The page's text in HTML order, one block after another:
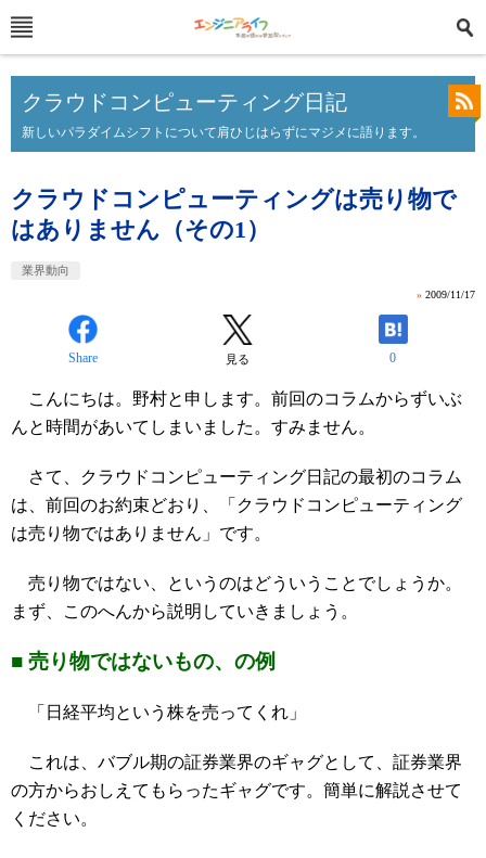
クラウドコンピューティング日記
新しいパラダイムシフトについて肩ひじはらずにマジメに語ります。
クラウドコンピューティングは売り物で
はありません（その1）
業界動向
» 2009/11/17
Share 見る 0
こんにちは。野村と申します。前回のコラムからずいぶ
んと時間があいてしまいました。すみません。
さて、クラウドコンピューティング日記の最初のコラム
は、前回のお約束どおり、「クラウドコンピューティング
は売り物ではありません」です。
売り物ではない、というのはどういうことでしょうか。
まず、このへんから説明していきましょう。
■ 売り物ではないもの、の例
「日経平均という株を売ってくれ」
これは、バブル期の証券業界のギャグとして、証券業界
の方からおしえてもらったギャグです。簡単に解説させて
ください。